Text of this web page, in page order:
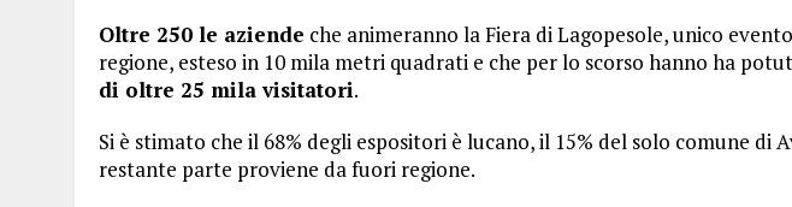
Oltre 250 le aziende che animeranno la Fiera di Lagopesole, unico
regione, esteso in 10 mila metri quadrati e che per lo scorso hanno ha
di oltre 25 mila visitatori.
Si è stimato che il 68% degli espositori è lucano, il 15% del solo comune di
restante parte proviene da fuori regione.